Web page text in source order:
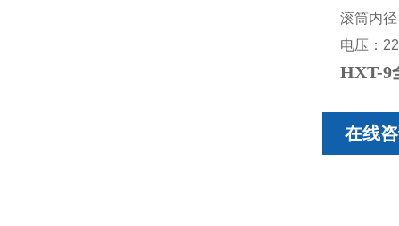
滚筒内
电压：
HXT-9
在线